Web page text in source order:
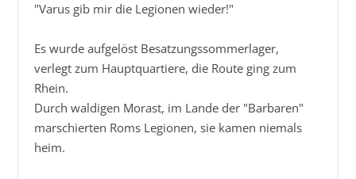
"Varus gib mir die Legionen wieder!"
Es wurde aufgelöst Besatzungssommerlager,
verlegt zum Hauptquartiere, die Route ging zum
Rhein.
Durch waldigen Morast, im Lande der "Barbaren"
marschierten Roms Legionen, sie kamen niemals
heim.